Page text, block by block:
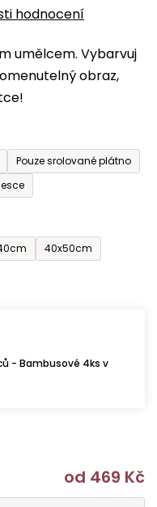
umělcem. Vybarvuj
obraz,
Pouze srolované plátno
40x50cm
- Bambusové 4ks v
od 469 Kč
hodnocení